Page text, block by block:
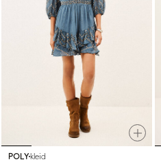
POLY kleid